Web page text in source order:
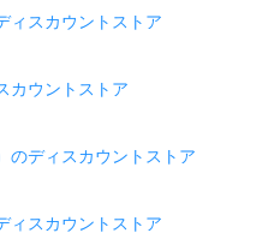
ィスカウントストア
カウントストア
のディスカウントストア
ィスカウントストア